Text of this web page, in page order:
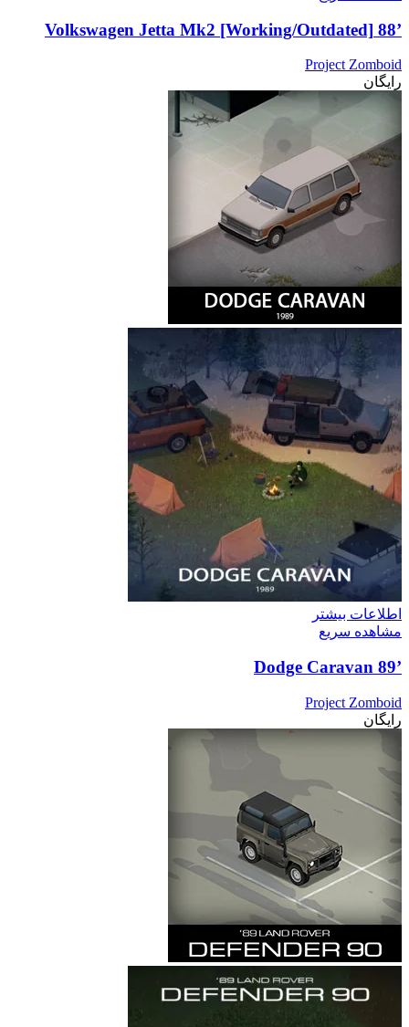
’88 Volkswagen Jetta Mk2 [Working/Outdated]
Project Zomboid
رایگان
اطلاعات بیشتر
مشاهده سریع
’89 Dodge Caravan
Project Zomboid
رایگان